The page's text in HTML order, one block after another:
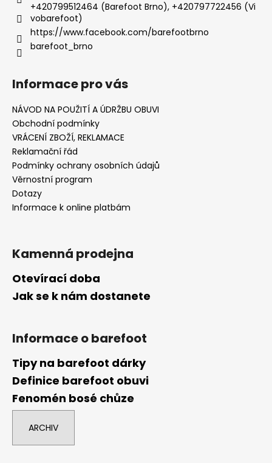
+420799512464 (Barefoot Brno), +420797722456 (Vi
vobarefoot)
https://www.facebook.com/barefootbrno
barefoot_brno
Informace pro vás
NÁVOD NA POUŽITÍ A ÚDRŽBU OBUVI
Obchodní podmínky
VRÁCENÍ ZBOŽÍ, REKLAMACE
Reklamační řád
Podmínky ochrany osobních údajů
Věrnostní program
Dotazy
Informace k online platbám
Kamenná prodejna
Otevírací doba
Jak se k nám dostanete
Informace o barefoot
Tipy na barefoot dárky
Definice barefoot obuvi
Fenomén bosé chůze
ARCHIV